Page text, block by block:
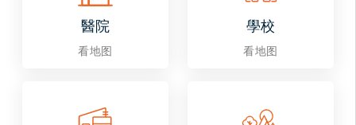
醫院
看地图
學校
看地图